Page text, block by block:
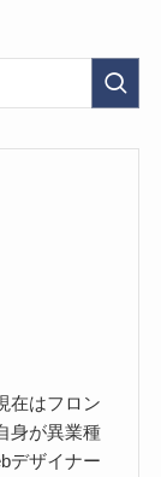
在はフロン
身が異業種
デザイナー